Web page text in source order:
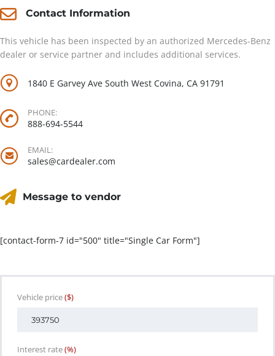
Contact Information
This vehicle has been inspected by an authorized Mercedes-Benz
dealer or service partner and includes additional services.
1840 E Garvey Ave South West Covina, CA 91791
PHONE:
888-694-5544
EMAIL:
sales@cardealer.com
Message to vendor
[contact-form-7 id="500" title="Single Car Form"]
Vehicle price($)
Interest rate(%)